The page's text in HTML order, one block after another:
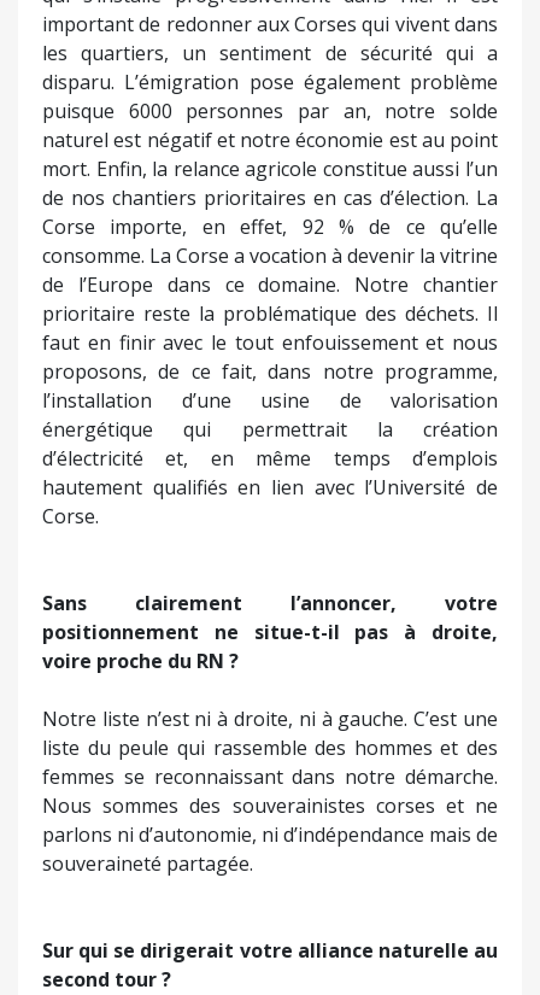
important de redonner aux Corses qui vivent dans
les quartiers, un sentiment de sécurité qui a
disparu. L’émigration pose également problème
puisque 6000 personnes par an, notre solde
naturel est négatif et notre économie est au point
mort. Enfin, la relance agricole constitue aussi l’un
de nos chantiers prioritaires en cas d’élection. La
Corse importe, en effet, 92 % de ce qu’elle
consomme. La Corse a vocation à devenir la vitrine
de l’Europe dans ce domaine. Notre chantier
prioritaire reste la problématique des déchets. Il
faut en finir avec le tout enfouissement et nous
proposons, de ce fait, dans notre programme,
l’installation d’une usine de valorisation
énergétique qui permettrait la création
d’électricité et, en même temps d’emplois
hautement qualifiés en lien avec l’Université de
Corse.
Sans clairement l’annoncer, votre
positionnement ne situe-t-il pas à droite,
voire proche du RN ?
Notre liste n’est ni à droite, ni à gauche. C’est une
liste du peule qui rassemble des hommes et des
femmes se reconnaissant dans notre démarche.
Nous sommes des souverainistes corses et ne
parlons ni d’autonomie, ni d’indépendance mais de
souveraineté partagée.
Sur qui se dirigerait votre alliance naturelle au
second tour ?